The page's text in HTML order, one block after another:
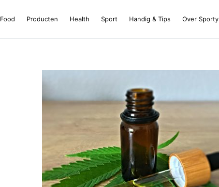
Food Producten Health Sport Handig & Tips Over Sporty